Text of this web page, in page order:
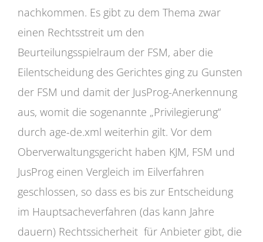
nachkommen. Es gibt zu dem Thema zwar
einen Rechtsstreit um den
Beurteilungsspielraum der FSM, aber die
Eilentscheidung des Gerichtes ging zu Gunsten
der FSM und damit der JusProg-Anerkennung
aus, womit die sogenannte „Privilegierung“
durch age-de.xml weiterhin gilt. Vor dem
Oberverwaltungsgericht haben KJM, FSM und
JusProg einen Vergleich im Eilverfahren
geschlossen, so dass es bis zur Entscheidung
im Hauptsacheverfahren (das kann Jahre
dauern) Rechtssicherheit für Anbieter gibt, die